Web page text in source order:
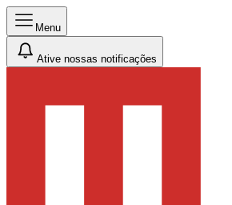
Menu
Ative nossas notificações